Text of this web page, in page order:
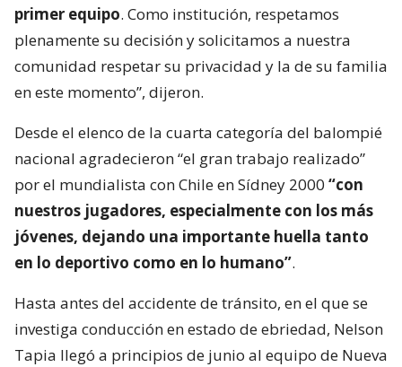
primer equipo. Como institución, respetamos
plenamente su decisión y solicitamos a nuestra
comunidad respetar su privacidad y la de su familia
en este momento”, dijeron.
Desde el elenco de la cuarta categoría del balompié
nacional agradecieron “el gran trabajo realizado”
por el mundialista con Chile en Sídney 2000 “con
nuestros jugadores, especialmente con los más
jóvenes, dejando una importante huella tanto
en lo deportivo como en lo humano”.
Hasta antes del accidente de tránsito, en el que se
investiga conducción en estado de ebriedad, Nelson
Tapia llegó a principios de junio al equipo de Nueva